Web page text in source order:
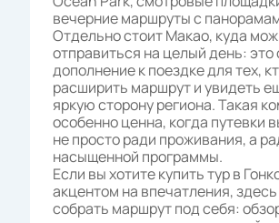
вечерние маршруты с
Отдельно стоит Макао, куда
отправиться на целый день: это
дополнение к поездке для тех,
расширить маршрут и увидеть
яркую сторону региона. Такая
особенно ценна, когда путевки
не просто ради проживания, а
насыщенной программы.
Если вы хотите купить тур в
акцентом на впечатления, здесь
собрать маршрут под себя: